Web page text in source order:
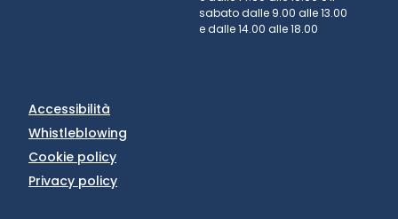
sabato dalle 9.00 alle 13.00
e dalle 14.00 alle 18.00
Accessibilità
Whistleblowing
Cookie policy
Privacy policy